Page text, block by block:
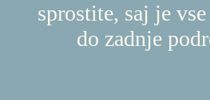
sprostite, saj je
do zadnje